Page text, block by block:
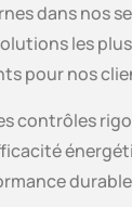
dans nos
les
pour nos
contrôles